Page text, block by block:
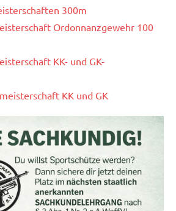
300m
Ordonnanzgewehr 100
KK- und GK-
KK und GK